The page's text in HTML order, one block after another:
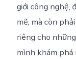
giới công nghệ,
mẽ, mà còn
riêng cho
mình khám phá